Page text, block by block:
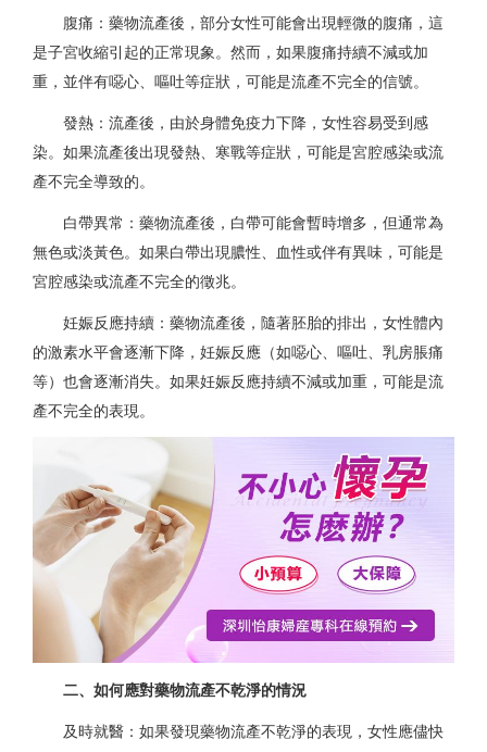
腹痛：藥物流產後，部分女性可能會出現輕微的腹痛，這
是子宮收縮引起的正常現象。然而，如果腹痛持續不減或加
重，並伴有噁心、嘔吐等症狀，可能是流產不完全的信號。
發熱：流產後，由於身體免疫力下降，女性容易受到感
染。如果流產後出現發熱、寒戰等症狀，可能是宮腔感染或流
產不完全導致的。
白帶異常：藥物流產後，白帶可能會暫時增多，但通常為
無色或淡黃色。如果白帶出現膿性、血性或伴有異味，可能是
宮腔感染或流產不完全的徵兆。
妊娠反應持續：藥物流產後，隨著胚胎的排出，女性體內
的激素水平會逐漸下降，妊娠反應（如噁心、嘔吐、乳房脹痛
等）也會逐漸消失。如果妊娠反應持續不減或加重，可能是流
產不完全的表現。
二、如何應對藥物流產不乾淨的情況
及時就醫：如果發現藥物流產不乾淨的表現，女性應儘快